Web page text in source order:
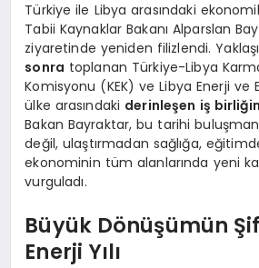
Türkiye ile Libya arasındaki
Tabii Kaynaklar Bakanı Alparslan
ziyaretinde yeniden filizlendi.
sonra toplanan Türkiye-Libya
Komisyonu (KEK) ve Libya Enerji ve
ülke arasındaki derinleşen iş
Bakan Bayraktar, bu tarihi
değil, ulaştırmadan sağlığa,
ekonominin tüm alanlarında yeni
vurguladı.
Büyük Dönüşümün
Enerji Yılı